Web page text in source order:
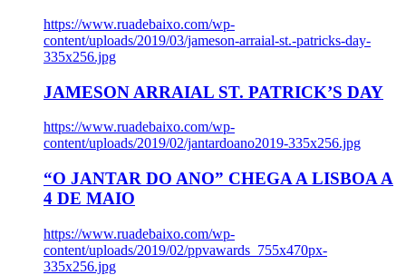
https://www.ruadebaixo.com/wp-
content/uploads/2019/03/jameson-arraial-st.-patricks-day-
335x256.jpg
JAMESON ARRAIAL ST. PATRICK’S DAY
https://www.ruadebaixo.com/wp-
content/uploads/2019/02/jantardoano2019-335x256.jpg
“O JANTAR DO ANO” CHEGA A LISBOA A
4 DE MAIO
https://www.ruadebaixo.com/wp-
content/uploads/2019/02/ppvawards_755x470px-
335x256.jpg